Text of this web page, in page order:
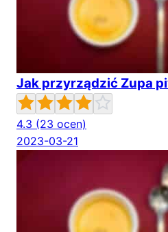
Jak przyrządzić Zupa
4.3 (23 ocen)
2023-03-21